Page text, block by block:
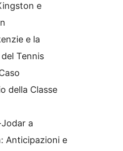
e
e la
Tennis
della Classe
a
Anticipazioni e